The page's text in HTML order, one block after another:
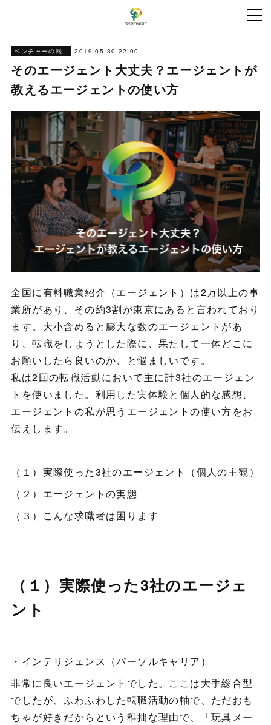
ベンチャーの転職ノウハウ 2019.05.30 22:00
そのエージェント大丈夫？エージェントが
教えるエージェントの使い方
全国に有料職業紹介（エージェント）は2万以上の事
業所があり、その約3割が東京にあると言われており
ます。大小含めると膨大な数のエージェントがあ
り、転職をしようとした際に、果たして一体どこに
お願いしたら良いのか、と悩ましいです。
私は2回の転職活動において主に計3社のエージェン
トを使いました。利用した実体験と個人的な感想、
エージェントの私が思うエージェントの使い方をお
伝えします。
（１）実際使った3社のエージェント（個人の主観）
（２）エージェントの実態
（３）こんな求職者は困ります
（１）実際使った3社のエージェ
ント
・インテリジェンス（パーソルキャリア）
非常に良いエージェントでした。ここは大手総合型
でしたが、ふわふわした転職活動の軸で、ただおも
ちゃが好きだからという稚拙な理由で、「玩具メー